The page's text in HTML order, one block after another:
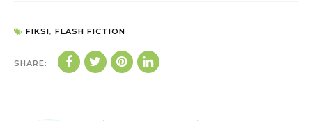
FIKSI, FLASH FICTION
SHARE: